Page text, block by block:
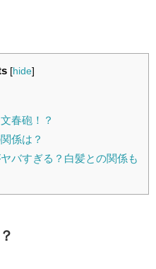
[hide]
春砲！？
係は？
バすぎる？白髪との関係も